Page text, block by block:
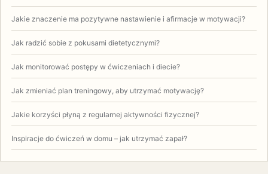
Jakie znaczenie ma pozytywne nastawienie i afirmacje w motywacji?
Jak radzić sobie z pokusami dietetycznymi?
Jak monitorować postępy w ćwiczeniach i diecie?
Jak zmieniać plan treningowy, aby utrzymać motywację?
Jakie korzyści płyną z regularnej aktywności fizycznej?
Inspiracje do ćwiczeń w domu – jak utrzymać zapał?